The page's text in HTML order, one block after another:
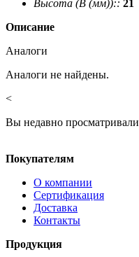
Высота (В (мм)):: 21
Описание
Аналоги
Аналоги не найдены.
<
Вы недавно просматривали
Покупателям
О компании
Сертификация
Доставка
Контакты
Продукция